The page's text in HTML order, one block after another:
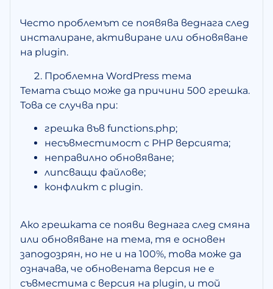
Често проблемът се появява веднага след
инсталиране, активиране или обновяване
на plugin.
Проблемна WordPress тема
Темата също може да причини 500 грешка.
Това се случва при:
грешка във functions.php;
несъвместимост с PHP версията;
неправилно обновяване;
липсващи файлове;
конфликт с plugin.
Ако грешката се появи веднага след смяна
или обновяване на тема, тя е основен
заподозрян, но не и на 100%, това може да
означава, че обновената версия не е
съвместима с версия на plugin, и той